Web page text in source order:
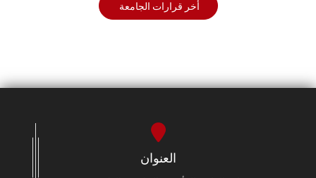
أخر قرارات الجامعة
العنوان